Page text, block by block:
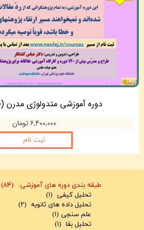
دوره آموزشی متدولوژی مدرن (100 ساعت)
۶,۴۰۰,۰۰۰ تومان
ثبت نام
طبقه بندی دوره های آموزشی: (۸۴)
تحلیل کیفی (۱)
تحلیل داده های ثانویه (۲)
علم سنجی (۱)
تحلیل بقا (۱)